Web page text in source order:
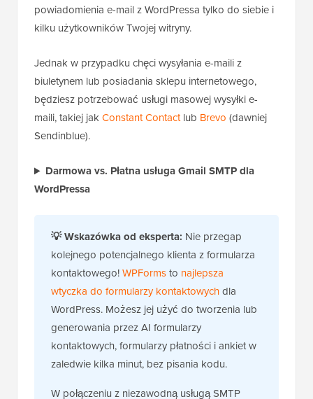
powiadomienia e-mail z WordPressa tylko do siebie i
kilku użytkowników Twojej witryny.
Jednak w przypadku chęci wysyłania e-maili z
biuletynem lub posiadania sklepu internetowego,
będziesz potrzebować usługi masowej wysyłki e-
maili, takiej jakConstant Contactlub Brevo (dawniej
Sendinblue).
Darmowa vs. Płatna usługa Gmail SMTP dla
WordPressa
💡Wskazówka od eksperta: Nie przegap
kolejnego potencjalnego klienta z formularza
kontaktowego!WPFormsto najlepsza
wtyczka do formularzy kontaktowychdla
WordPress. Możesz jej użyć do tworzenia lub
generowania przez AI formularzy
kontaktowych, formularzy płatności i ankiet w
zaledwie kilka minut, bez pisania kodu.
W połączeniu z niezawodną usługą SMTP